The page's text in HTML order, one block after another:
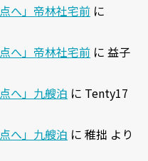
へ」帝林社宅前 に
へ」帝林社宅前 に 益子
へ」九艘泊 に Tenty17
へ」九艘泊 に 稚拙 より